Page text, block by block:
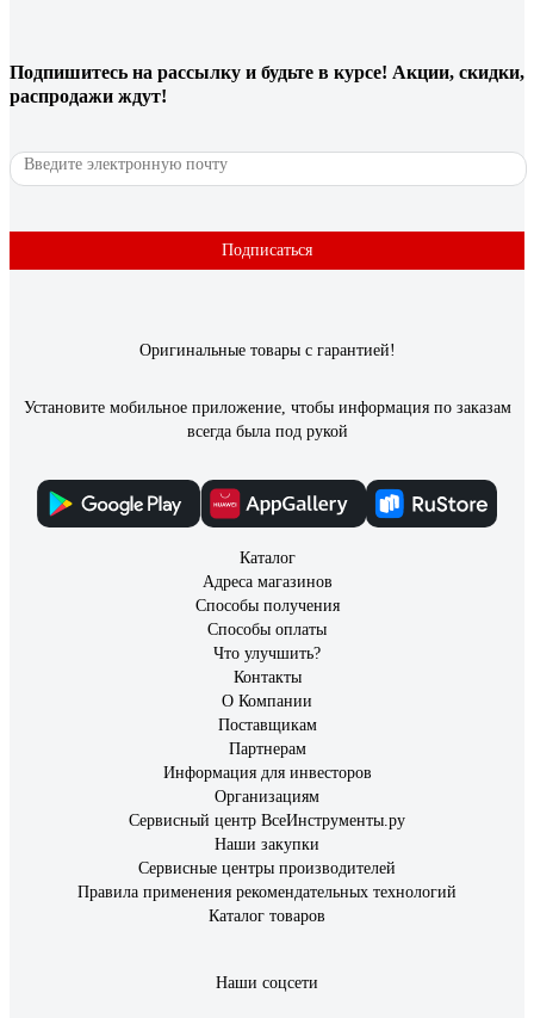
Подпишитесь на рассылку и будьте в курсе! Акции, скидки,
распродажи ждут!
Подписаться
Оригинальные товары с гарантией!
Установите мобильное приложение, чтобы информация по заказам
всегда была под рукой
Каталог
Адреса магазинов
Способы получения
Способы оплаты
Что улучшить?
Контакты
О Компании
Поставщикам
Партнерам
Информация для инвесторов
Организациям
Сервисный центр ВсеИнструменты.ру
Наши закупки
Сервисные центры производителей
Правила применения рекомендательных технологий
Каталог товаров
Наши соцсети